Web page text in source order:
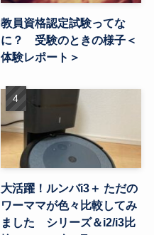
教員資格認定試験ってな
に？ 受験のときの様子＜
体験レポート＞
大活躍！ルンバi3＋ ただの
ワーママが色々比較してみ
ました シリーズ＆i2/i3比